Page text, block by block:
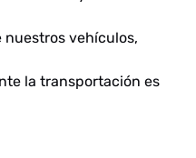
nuestros vehículos,
la transportación es